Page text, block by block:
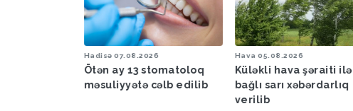
Hadisə 07.08.2026
Ötən ay 13 stomatoloq
məsuliyyətə cəlb edilib
Hava 05.08.2026
Küləkli hava şəraiti ilə
bağlı sarı xəbərdarlıq
verilib